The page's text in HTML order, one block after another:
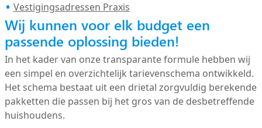
Vestigingsadressen Praxis
Wij kunnen voor elk budget een
passende oplossing bieden!
In het kader van onze transparante formule hebben wij
een simpel en overzichtelijk tarievenschema ontwikkeld.
Het schema bestaat uit een drietal zorgvuldig berekende
pakketten die passen bij het gros van de desbetreffende
huishoudens.